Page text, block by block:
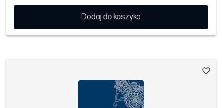
Dodaj do koszyka